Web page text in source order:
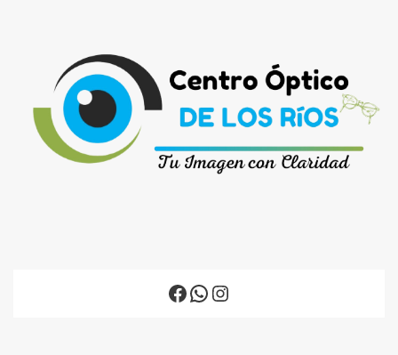
Facebook
WhatsApp
Instagram